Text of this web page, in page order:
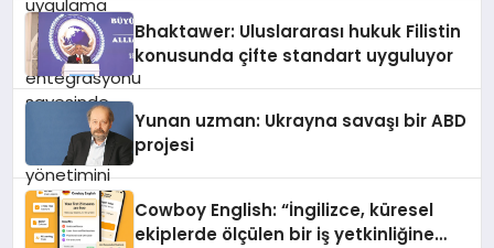
Bhaktawer: Uluslararası hukuk Filistin
konusunda çifte standart uyguluyor
Yunan uzman: Ukrayna savaşı bir ABD
projesi
Cowboy English: “İngilizce, küresel
ekiplerde ölçülen bir iş yetkinliğine